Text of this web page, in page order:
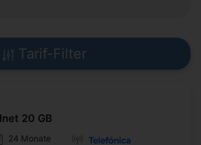
Tarif-Filter
20 GB
24 Monate